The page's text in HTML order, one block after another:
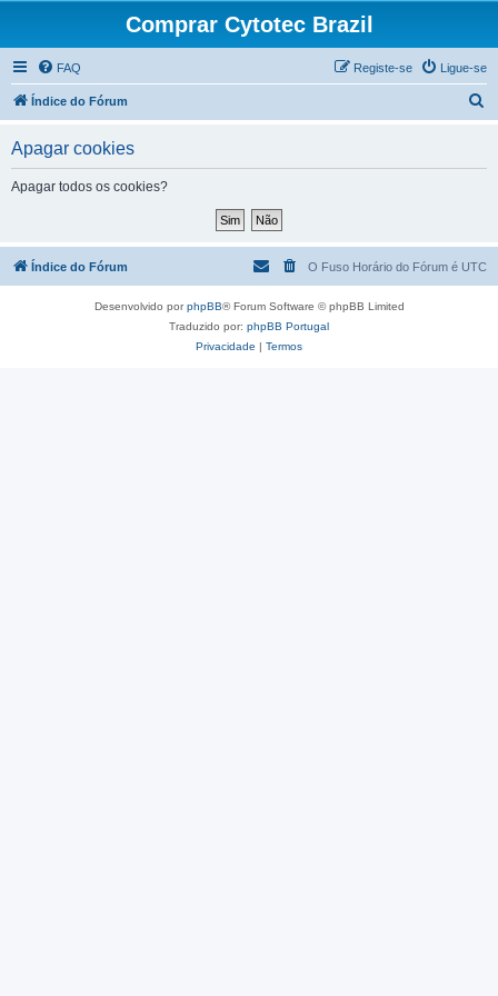
Comprar Cytotec Brazil
FAQ Ligue-se
Registe-se
Índice do Fórum
a
Apagar cookies
Apagar todos os cookies?
Índice do Fórum O Fuso Horário do Fórum é UTC
Desenvolvido porphpBB® Forum Software © phpBB Limited
Traduzido por: phpBB Portugal
Privacidade | Termos